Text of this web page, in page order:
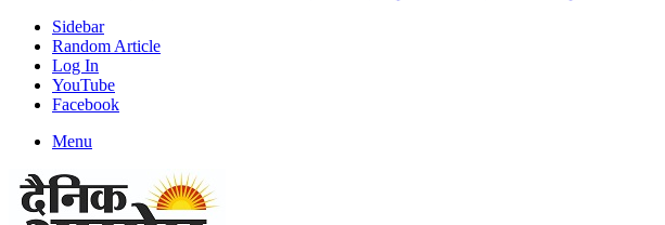
Sidebar
Random Article
Log In
YouTube
Facebook
Menu